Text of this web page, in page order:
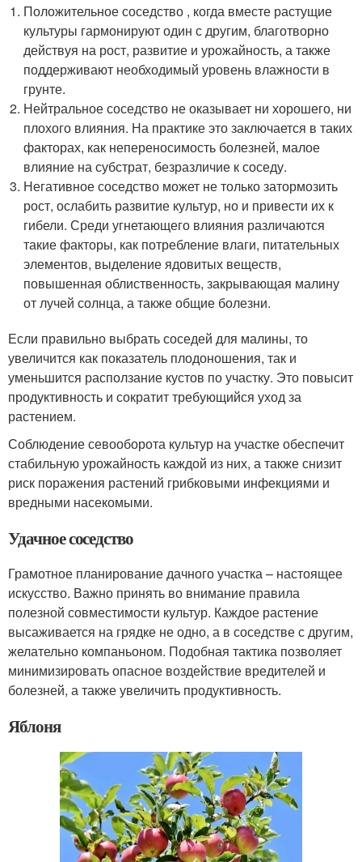
Положительное соседство , когда вместе растущие
культуры гармонируют один с другим, благотворно
действуя на рост, развитие и урожайность, а также
поддерживают необходимый уровень влажности в
грунте.
Нейтральное соседство не оказывает ни хорошего, ни
плохого влияния. На практике это заключается в таких
факторах, как непереносимость болезней, малое
влияние на субстрат, безразличие к соседу.
Негативное соседство может не только затормозить
рост, ослабить развитие культур, но и привести их к
гибели. Среди угнетающего влияния различаются
такие факторы, как потребление влаги, питательных
элементов, выделение ядовитых веществ,
повышенная облиственность, закрывающая малину
от лучей солнца, а также общие болезни.
Если правильно выбрать соседей для малины, то
увеличится как показатель плодоношения, так и
уменьшится расползание кустов по участку. Это повысит
продуктивность и сократит требующийся уход за
растением.
Соблюдение севооборота культур на участке обеспечит
стабильную урожайность каждой из них, а также снизит
риск поражения растений грибковыми инфекциями и
вредными насекомыми.
Удачное соседство
Грамотное планирование дачного участка – настоящее
искусство. Важно принять во внимание правила
полезной совместимости культур. Каждое растение
высаживается на грядке не одно, а в соседстве с другим,
желательно компаньоном. Подобная тактика позволяет
минимизировать опасное воздействие вредителей и
болезней, а также увеличить продуктивность.
Яблоня